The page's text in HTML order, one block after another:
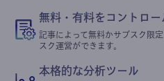
無料・有料をコントロー
記事によって無料かサブスク限
スク運営ができます。
本格的な分析ツール